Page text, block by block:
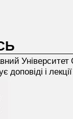
Університет
доповіді і